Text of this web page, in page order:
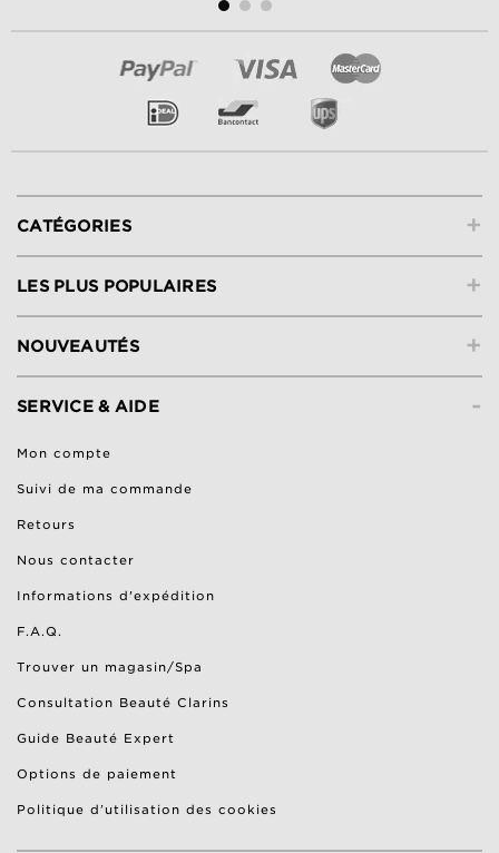
+
CATÉGORIES
+
LES PLUS POPULAIRES
+
NOUVEAUTÉS
-
SERVICE & AIDE
Mon compte
Suivi de ma commande
Retours
Nous contacter
Informations d'expédition
F.A.Q.
Trouver un magasin/Spa
Consultation Beauté Clarins
Guide Beauté Expert
Options de paiement
Politique d’utilisation des cookies